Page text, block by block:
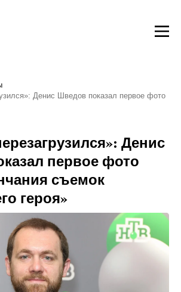
Денис Шведов показал первое фото
Денис
первое фото
съемок
героя»